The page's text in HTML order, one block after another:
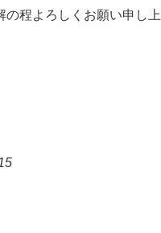
の程よろしくお願い申し上